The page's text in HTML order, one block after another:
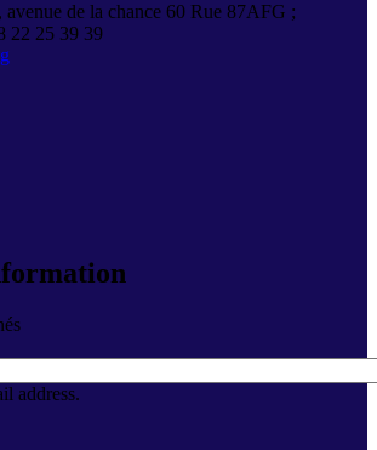
avenue de la chance 60 Rue 87AFG ;
22 25 39 39
address.